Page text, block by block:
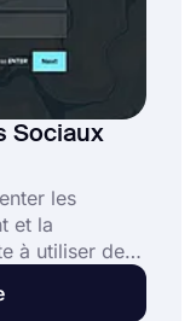
Sociaux
les
et la
à utiliser des
en